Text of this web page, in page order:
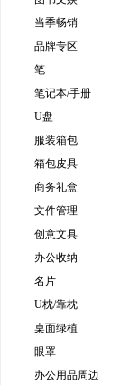
当季畅销
品牌专区
笔
笔记本/手册
U盘
服装箱包
箱包皮具
商务礼盒
文件管理
创意文具
办公收纳
名片
U枕/靠枕
桌面绿植
眼罩
办公用品周边